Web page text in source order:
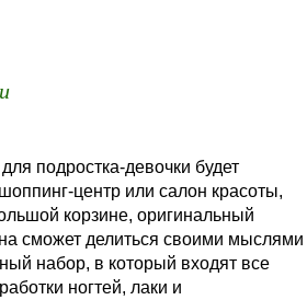
подростка-девочки будет
центр или салон красоты,
корзине, оригинальный
сможет делиться своими мыслями
набор, в который входят все
ногтей, лаки и